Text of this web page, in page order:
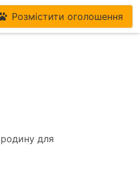
Розмістити оголошення
для